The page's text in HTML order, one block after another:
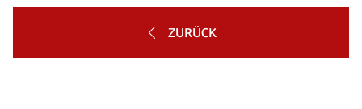
ZURÜCK